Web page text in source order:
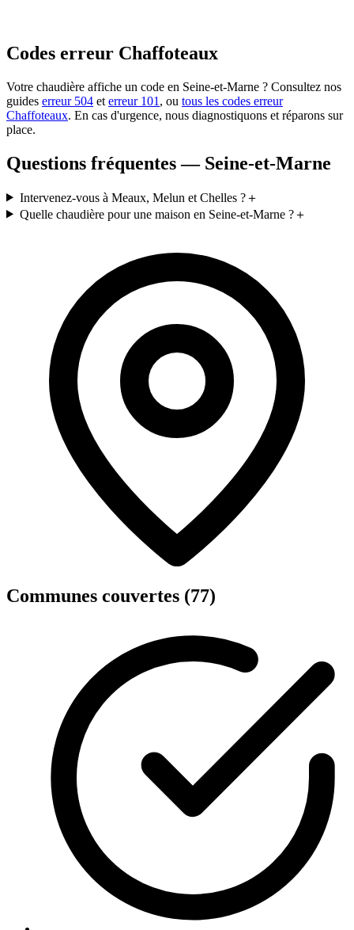
Codes erreur Chaffoteaux
Votre chaudière affiche un code en Seine-et-Marne ? Consultez nos
guides erreur 504 et erreur 101 , ou tous les codes erreur
Chaffoteaux. En cas d'urgence, nous diagnostiquons et réparons sur
place.
Questions fréquentes — Seine-et-Marne
Intervenez-vous à Meaux, Melun et Chelles ?＋
Quelle chaudière pour une maison en Seine-et-Marne ?＋
Communes couvertes (77)